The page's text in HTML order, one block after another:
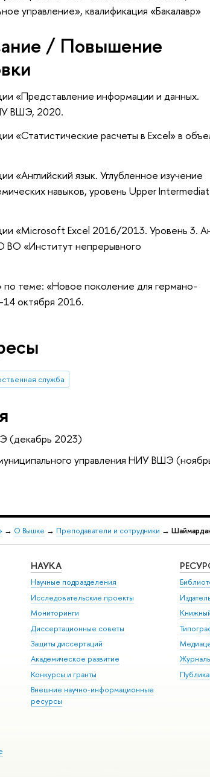
управление», квалификация «Бакалавр»
/ Повышение
«Представление информации и данных.
ВШЭ, 2020.
«Статистические расчеты в Excel» в
«Английский язык. Углубленное изучение
навыков, уровень Upper
«Microsoft Excel 2016/2013. Уровень 3.
ВО «Институт непрерывного
теме: «Новое поколение для германо-
октября 2016.
служба
(декабрь 2023)
управления НИУ ВШЭ
→ О Вышке → Преподаватели и сотрудники →
НАУКА
Научные подразделения
Исследовательские проекты
Мониторинги
Диссертационные советы
Защиты диссертаций
Академическое развитие
Конкурсы и гранты
Внешние научно-информационные
ресурсы